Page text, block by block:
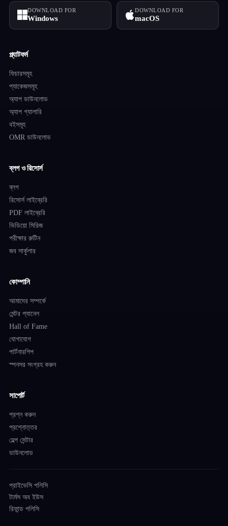
DOWNLOAD FOR
Windows
DOWNLOAD FOR
macOS
প্ল্যাটফর্ম
ফিচারসমূহ
প্যাকেজসমূহ
অ্যাপ ডাউনলোড
অ্যাপ গ্যালারি
বইসমূহ
OMR ডাউনলোড
ব্লগ ও রিসোর্স
ব্লগ
রিসোর্স লাইব্রেরি
PDF লাইব্রেরি
ভিডিয়ো সিরিজ
পরীক্ষার রুটিন
জব সার্কুলার
কোম্পানি
আমাদের সম্পর্কে
মেন্টর প্যানেল
Hall of Fame
যোগাযোগ
পার্টনারশিপ
স্পনসর সংগ্রহ করুন
সাপোর্ট
প্রশ্ন করুন
প্রশ্নোত্তর
হেল্প সেন্টার
ডাউনলোড
প্রাইভেসি পলিসি
টার্মস অব ইউস
রিফান্ড পলিসি